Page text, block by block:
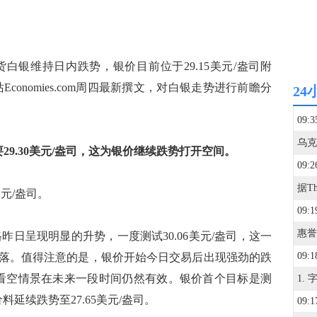
白银维持日内跌势，银价目前位于29.15美元/盎司附
周四最新撰文，对白银走势进行前瞻分
美元/盎司，这为银价继续跌势打开空间。
/盎司。
日呈现明显的升势，一度测试30.06美元/盎司，这一
。值得注意的是，银价开始今日交易后出现强劲的跌
空情景在未来一段时间仍然有效。银价首个目标是测
延续跌势至27.65美元/盎司。
24